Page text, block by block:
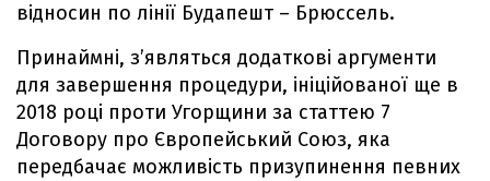
відносин по лінії Будапешт – Брюссель.
Принаймні, з’являться додаткові аргументи
для завершення процедури, ініційованої ще в
2018 році проти Угорщини за статтею 7
Договору про Європейський Союз, яка
передбачає можливість призупинення певних